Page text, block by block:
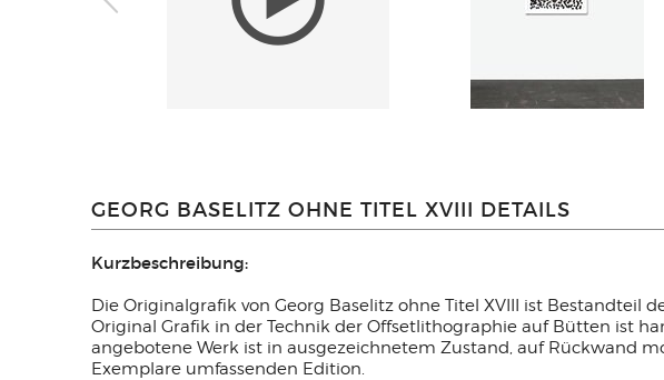
GEORG BASELITZ OHNE TITEL XVIII DETAILS
Kurzbeschreibung:
Die Originalgrafik von Georg Baselitz ohne Titel XVIII ist Bestandteil
Original Grafik in der Technik der Offsetlithographie auf Bütten ist
angebotene Werk ist in ausgezeichnetem Zustand, auf Rückwand
Exemplare umfassenden Edition.